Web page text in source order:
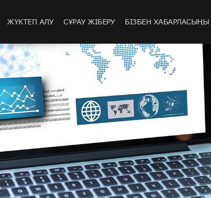
ЖҮКТЕП АЛУ СҰРАУ ЖІБЕРУ БІЗБЕН ХАБАРЛАСЫҢЫ